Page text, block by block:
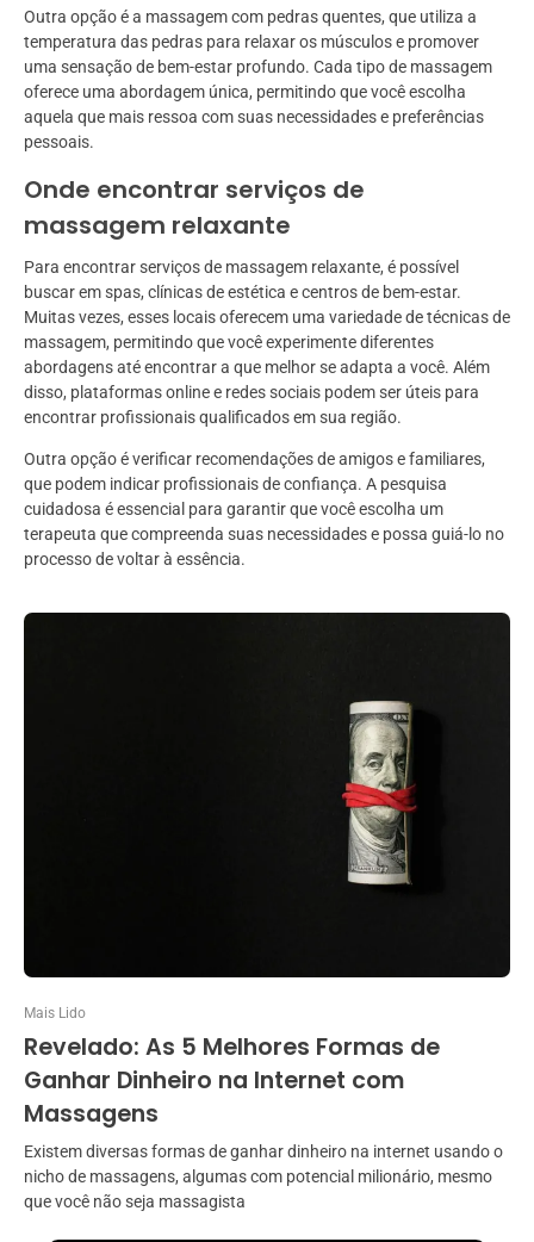
Outra opção é a massagem com pedras quentes, que utiliza a
temperatura das pedras para relaxar os músculos e promover
uma sensação de bem-estar profundo. Cada tipo de massagem
oferece uma abordagem única, permitindo que você escolha
aquela que mais ressoa com suas necessidades e preferências
pessoais.
Onde encontrar serviços de
massagem relaxante
Para encontrar serviços de massagem relaxante, é possível
buscar em spas, clínicas de estética e centros de bem-estar.
Muitas vezes, esses locais oferecem uma variedade de técnicas de
massagem, permitindo que você experimente diferentes
abordagens até encontrar a que melhor se adapta a você. Além
disso, plataformas online e redes sociais podem ser úteis para
encontrar profissionais qualificados em sua região.
Outra opção é verificar recomendações de amigos e familiares,
que podem indicar profissionais de confiança. A pesquisa
cuidadosa é essencial para garantir que você escolha um
terapeuta que compreenda suas necessidades e possa guiá-lo no
processo de voltar à essência.
Mais Lido
Revelado: As 5 Melhores Formas de
Ganhar Dinheiro na Internet com
Massagens
Existem diversas formas de ganhar dinheiro na internet usando o
nicho de massagens, algumas com potencial milionário, mesmo
que você não seja massagista